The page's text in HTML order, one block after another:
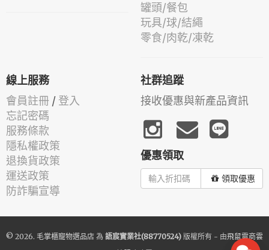
罐頭/餐包
玩具/球/結繩
零食/肉乾/凍乾
線上服務
會員註冊 / 登入
忘記密碼
服務條款
隱私權政策
退換貨政策
運送政策
防詐騙宣導
社群追蹤
接收優惠與新產品資訊
優惠領取
領取優惠
© 2026. 毛掌櫃寵物選品店 為 語宸實業社(88770524) 版權所有 - 由飛鼠電商雲